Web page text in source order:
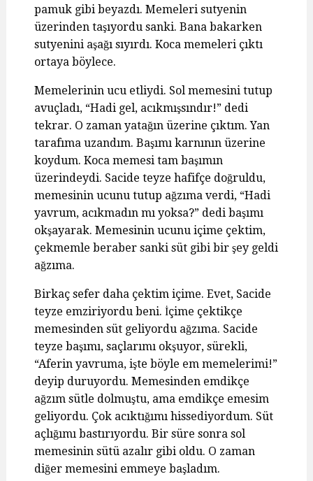
pamuk gibi beyazdı. Memeleri sutyenin
üzerinden taşıyordu sanki. Bana bakarken
sutyenini aşağı sıyırdı. Koca memeleri çıktı
ortaya böylece.
Memelerinin ucu etliydi. Sol memesini tutup
avuçladı, “Hadi gel, acıkmışsındır!” dedi
tekrar. O zaman yatağın üzerine çıktım. Yan
tarafıma uzandım. Başımı karnının üzerine
koydum. Koca memesi tam başımın
üzerindeydi. Sacide teyze hafifçe doğruldu,
memesinin ucunu tutup ağzıma verdi, “Hadi
yavrum, acıkmadın mı yoksa?” dedi başımı
okşayarak. Memesinin ucunu içime çektim,
çekmemle beraber sanki süt gibi bir şey geldi
ağzıma.
Birkaç sefer daha çektim içime. Evet, Sacide
teyze emziriyordu beni. İçime çektikçe
memesinden süt geliyordu ağzıma. Sacide
teyze başımı, saçlarımı okşuyor, sürekli,
“Aferin yavruma, işte böyle em memelerimi!”
deyip duruyordu. Memesinden emdikçe
ağzım sütle dolmuştu, ama emdikçe emesim
geliyordu. Çok acıktığımı hissediyordum. Süt
açlığımı bastırıyordu. Bir süre sonra sol
memesinin sütü azalır gibi oldu. O zaman
diğer memesini emmeye başladım.